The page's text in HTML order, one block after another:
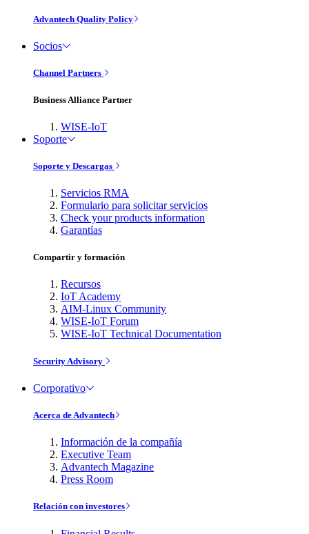
Advantech Quality Policy
Socios
Channel Partners
Business Alliance Partner
WISE-IoT
Soporte
Soporte y Descargas
Servicios RMA
Formulario para solicitar servicios
Check your products information
Garantías
Compartir y formación
Recursos
IoT Academy
AIM-Linux Community
WISE-IoT Forum
WISE-IoT Technical Documentation
Security Advisory
Corporativo
Acerca de Advantech
Información de la compañía
Executive Team
Advantech Magazine
Press Room
Relación con investores